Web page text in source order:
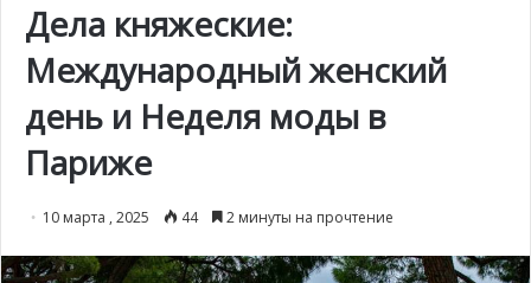
Дела княжеские:
Международный женский
день и Неделя моды в
Париже
10 марта , 2025 44 2 минуты на прочтение